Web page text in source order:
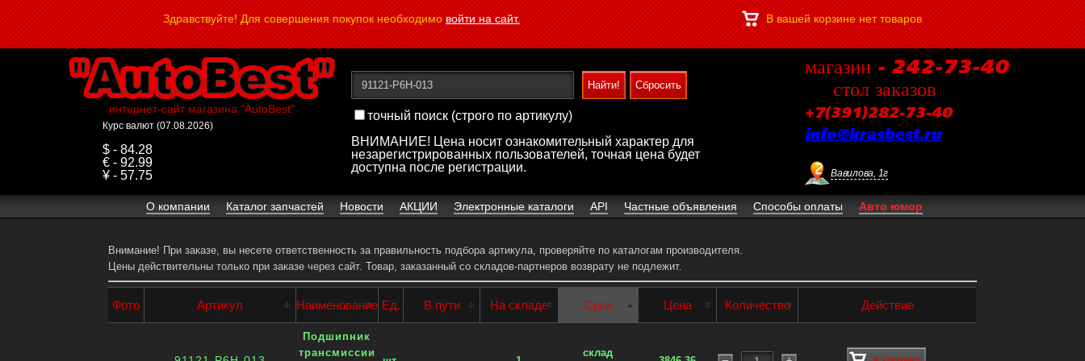
Здравствуйте! Для совершения покупок необходимовойти на сайт. В вашей корзине нет товаров
интернет-сайт магазина "AutoBest"
точный поиск (строго по артикулу)
ВНИМАНИЕ! Цена носит ознакомительный характер для
незарегистрированных пользователей, точная цена будет
доступна после регистрации.
магазин - 242-73-40
стол заказов
+7(391)282-73-40
info@krasbest.ru
Вавилова, 1г
Курс валют (07.08.2026)
$ - 84.28
€ - 92.99
¥ - 57.75
О компании Каталог запчастей Новости АКЦИИ Электронные каталоги API Частные объявления Способы оплаты Авто юмор
Внимание! При заказе, вы несете ответственность за правильность подбора артикула, проверяйте по каталогам производителя.
Цены действительны только при заказе через сайт.Товар, заказанный со складов-партнеров возврату не подлежит.
Фото Артикул Наименование Ед. В пути На складе Срок Цена Количество Действие
Подшипник
трансмиссии
склад